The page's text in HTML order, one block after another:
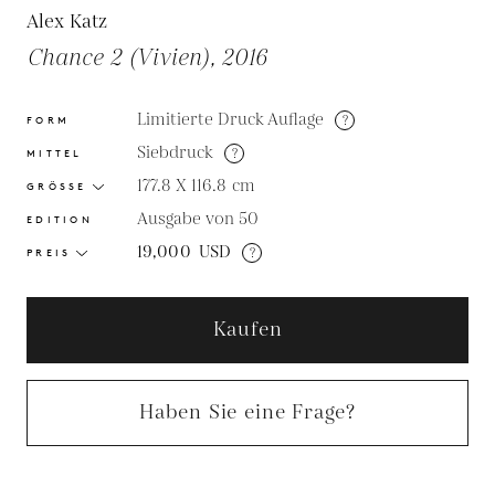
Alex Katz
Chance 2 (Vivien), 2016
FORM Limitierte Druck Auflage ?
MITTEL Siebdruck ?
GRÖSSE 177.8 X 116.8 cm
EDITION Ausgabe von 50
PREIS 19,000 USD ?
Kaufen
Haben Sie eine Frage?